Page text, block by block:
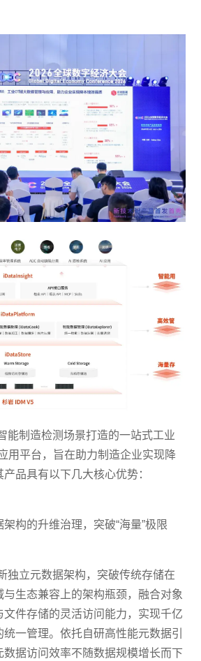
能制造检测场景打造的一站式工业
用平台，旨在助力制造企业实现降
品具有以下几大核心优势：
构的升维治理，突破“海量”极限
独立元数据架构，突破传统存储在
生态兼容上的架构瓶颈，融合对象
件存储的灵活访问能力，实现千亿
一管理。依托自研高性能元数据引
据访问效率不随数据规模增长而下